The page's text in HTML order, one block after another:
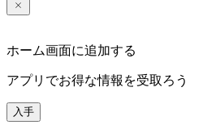
ホーム画面に追加する
アプリでお得な情報を受取ろう
入手